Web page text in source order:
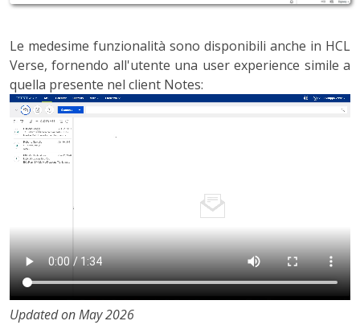
Le medesime funzionalità sono disponibili anche in HCL
Verse, fornendo all'utente una user experience simile a
quella presente nel client Notes:
Updated on May 2026